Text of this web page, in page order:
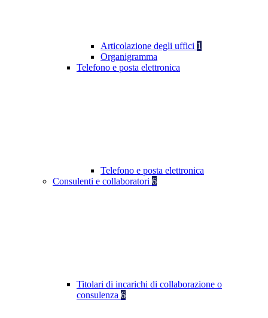
Articolazione degli uffici 1
Organigramma
Telefono e posta elettronica
Telefono e posta elettronica
Consulenti e collaboratori 6
Titolari di incarichi di collaborazione o
consulenza 6